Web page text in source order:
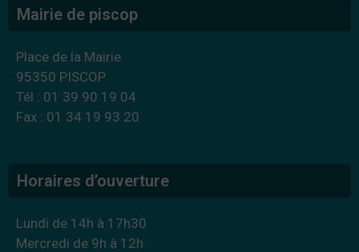
Mairie de piscop
Place de la Mairie
95350 PISCOP
Tél : 01 39 90 19 04
Fax : 01 34 19 93 20
Horaires d’ouverture
Lundi de 14h à 17h30
Mercredi de 9h à 12h